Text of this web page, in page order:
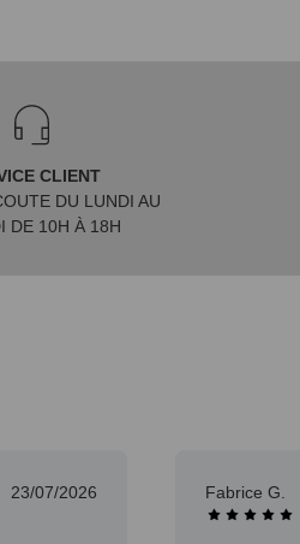
CLIENT
DU LUNDI AU
DE 10H À 18H
23/07/2026 Fabrice G.